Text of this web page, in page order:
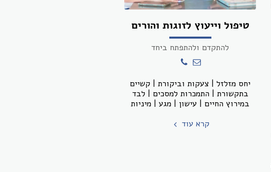
טיפול וייעוץ לזוגות והורים
להתקדם ולהתפתח ביחד
יחס מזלזל | צעקות וביקורת | קשיים
בתקשורת | התמכרות למסכים | לבד
במירוץ החיים | עישון | מגע | מיניות
קרא עוד